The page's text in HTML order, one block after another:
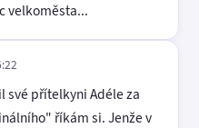
velkoměsta...
své přítelkyni Adéle za
říkám si. Jenže v